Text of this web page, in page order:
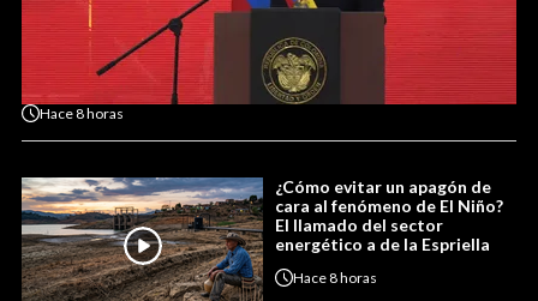
Hace8 horas
¿Cómo evitar un apagón de
cara al fenómeno de El Niño?
El llamado del sector
energético a de la Espriella
Hace8 horas